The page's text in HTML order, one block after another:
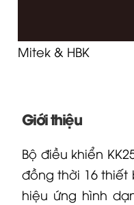
Mitek & HBK
Giới thiệu
Bộ điều khiển
đồng thời 16
hiệu ứng hình